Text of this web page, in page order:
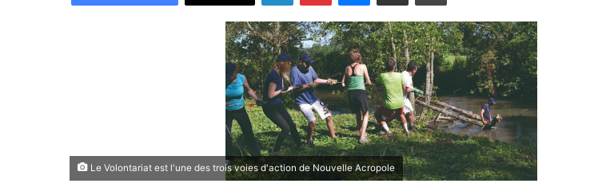
Le Volontariat est l'une des trois voies d'action de Nouvelle Acropole